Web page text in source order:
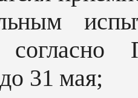
31 мая;